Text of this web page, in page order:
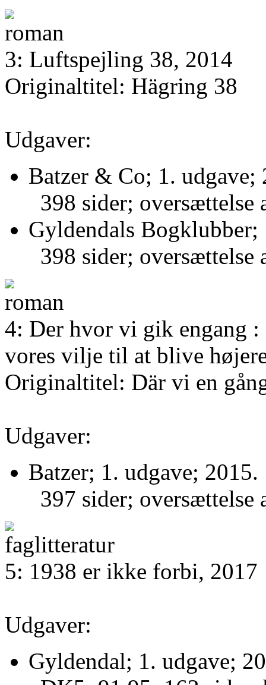
3: Luftspejling 38, 2014
Originaltitel: Hägring 38
Udgaver:
Batzer & Co; 1. udgave;
398 sider;
Gyldendals
398 sider;
4: Der hvor vi gik engang :
vores vilje til at blive
Originaltitel: Där vi en
Udgaver:
Batzer; 1. udgave; 2015.
397 sider;
5: 1938 er ikke forbi, 2017
Udgaver:
Gyldendal; 1. udgave;